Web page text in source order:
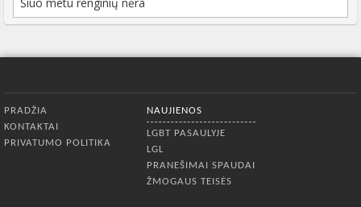
PRADŽIA
KONTAKTAI
PRIVATUMO POLITIKA
NAUJIENOS
LGBT PASAULYJE
LGL
PRANEŠIMAI SPAUDAI
ŽMOGAUS TEISĖS